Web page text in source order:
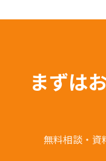
まずは
無料相談・資